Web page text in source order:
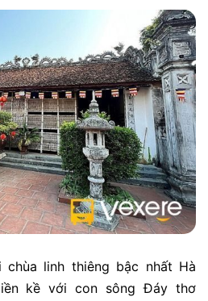
chùa linh thiêng bậc nhất Hà
kề với con sông Đáy thơ